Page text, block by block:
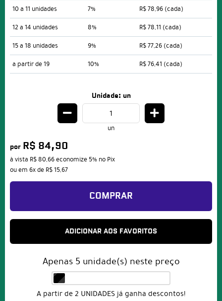
10 a 11 unidades
7% R$ 78,96 (cada)
12 a 14 unidades
8% R$ 78,11 (cada)
15 a 18 unidades
9% R$ 77,26 (cada)
a partir de 19
10% R$ 76,41 (cada)
Unidade: un
un
por R$ 84,90
à vista R$ 80,66economize 5% no Pix
ou em 6xde R$ 15,67
COMPRAR
ADICIONAR AOS FAVORITOS
Apenas 5 unidade(s) neste preço
A partir de 2 UNIDADES já ganha descontos!